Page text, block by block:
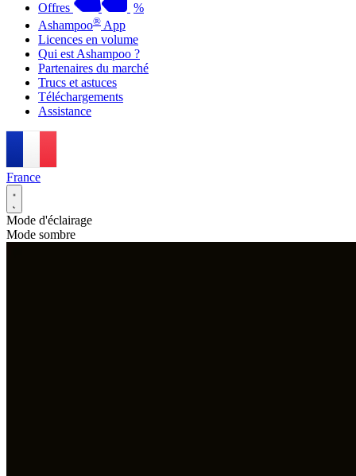
Offres
%
Ashampoo® App
Licences en volume
Qui est Ashampoo ?
Partenaires du marché
Trucs et astuces
Téléchargements
Assistance
France
Mode d'éclairage
Mode sombre